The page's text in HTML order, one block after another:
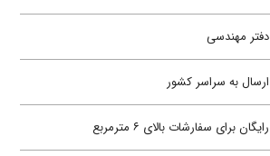
دفتر مهندسی
ارسال به سراسر کشور
رایگان برای سفارشات بالای ۶ مترمربع